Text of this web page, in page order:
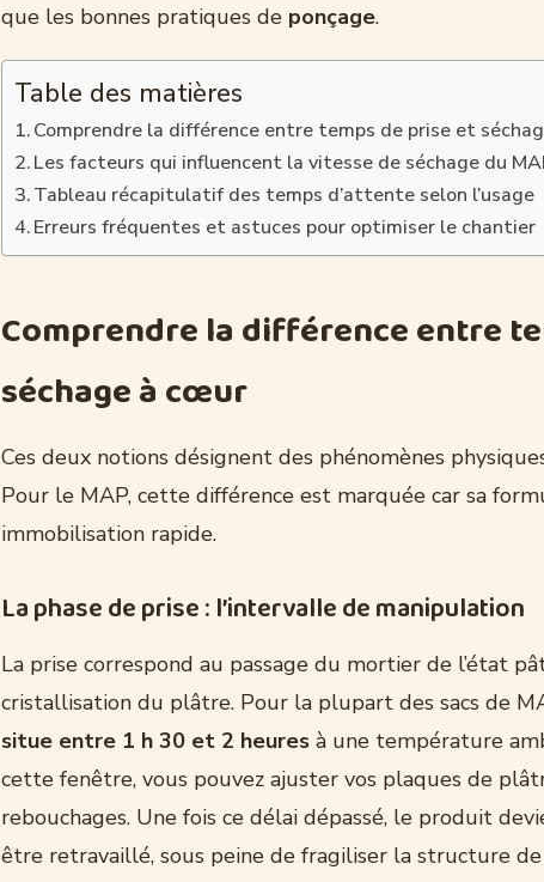
que les bonnes pratiques de ponçage.
Table des matières
Comprendre la différence entre temps de prise et
Les facteurs qui influencent la vitesse de séchage du
Tableau récapitulatif des temps d’attente selon l’usage
Erreurs fréquentes et astuces pour optimiser le chantier
Comprendre la différence entre
séchage à cœur
Ces deux notions désignent des phénomènes
Pour le MAP, cette différence est marquée car sa
immobilisation rapide.
La phase de prise : l’intervalle de manipulation
La prise correspond au passage du mortier de l’état
cristallisation du plâtre. Pour la plupart des sacs de
situe entre 1 h 30 et 2 heures à une température
cette fenêtre, vous pouvez ajuster vos plaques de
rebouchages. Une fois ce délai dépassé, le produit
être retravaillé, sous peine de fragiliser la structure de